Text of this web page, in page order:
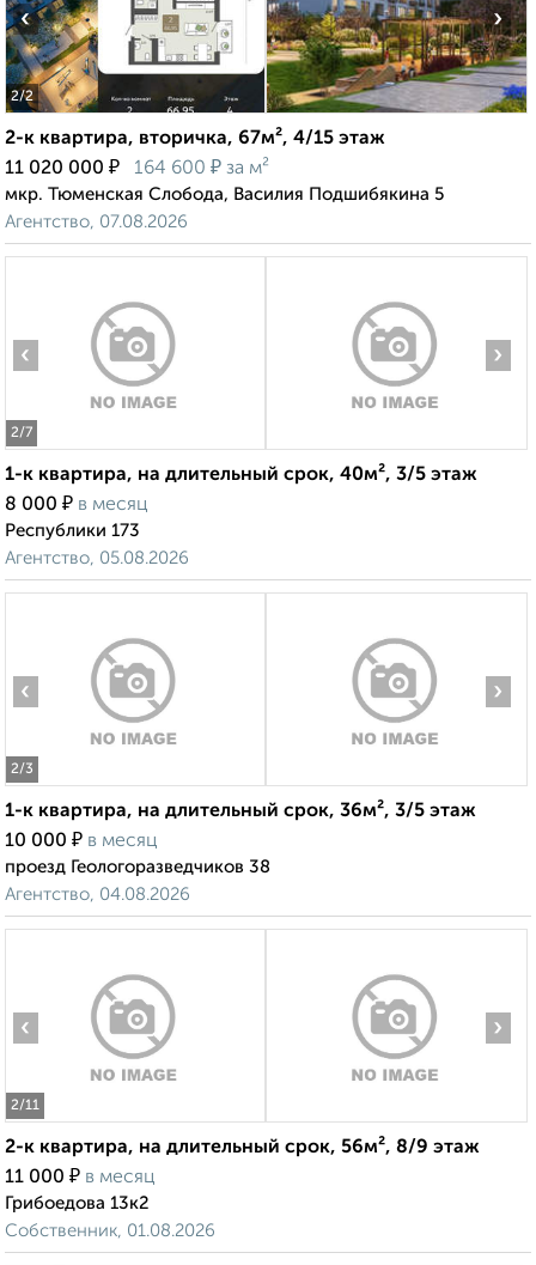
2/2
‹ ›
2-к квартира, вторичка, 67м², 4/15 этаж
11 020 000 ₽ 164 600 ₽ за м²
мкр. Тюменская Слобода, Василия Подшибякина 5
Агентство, 07.08.2026
2/7
‹ ›
1-к квартира, на длительный срок, 40м², 3/5 этаж
8 000 ₽ в месяц
Республики 173
Агентство, 05.08.2026
2/3
‹ ›
1-к квартира, на длительный срок, 36м², 3/5 этаж
10 000 ₽ в месяц
проезд Геологоразведчиков 38
Агентство, 04.08.2026
2/11
‹ ›
2-к квартира, на длительный срок, 56м², 8/9 этаж
11 000 ₽ в месяц
Грибоедова 13к2
Собственник, 01.08.2026